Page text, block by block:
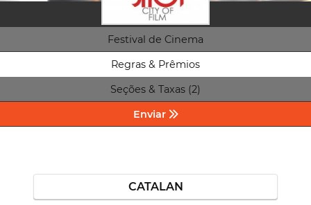
Festival de Cinema
Regras & Prêmios
Seções & Taxas (2)
Enviar
CATALAN